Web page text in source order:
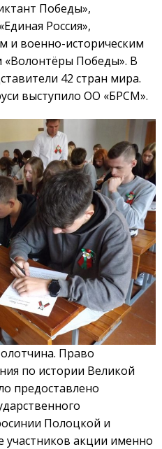
Победы»,
Россия»,
и военно-историческим
Победы». В
42 стран мира.
выступило ОО «БРСМ».
Право
по истории Великой
предоставлено
Полоцкой и
акции именно